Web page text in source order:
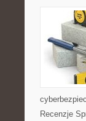
Recenzje